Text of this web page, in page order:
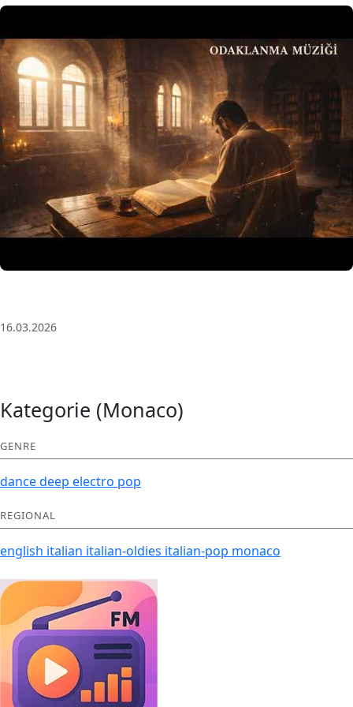
16.03.2026
Kategorie (Monaco)
GENRE
dancedeep electro pop
REGIONAL
english italian italian-oldies italian-pop monaco